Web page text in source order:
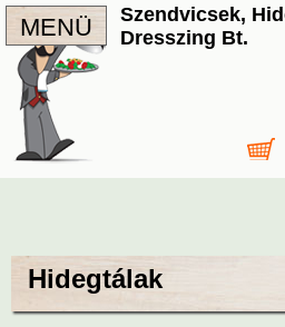
MENÜ
Szendvicsek,
Dresszing Bt.
Hidegtálak